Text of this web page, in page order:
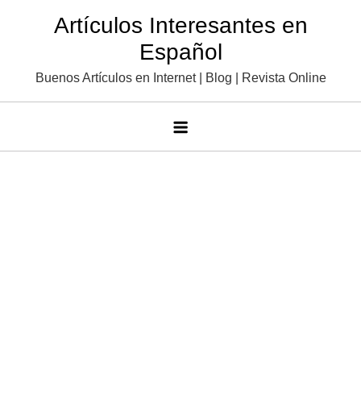
Artículos Interesantes en
Español
Buenos Artículos en Internet | Blog | Revista Online